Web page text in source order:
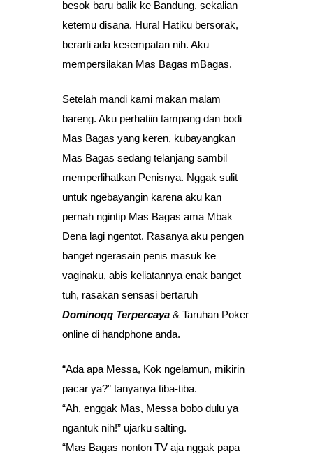
besok baru balik ke Bandung, sekalian
ketemu disana. Hura! Hatiku bersorak,
berarti ada kesempatan nih. Aku
mempersilakan Mas Bagas mBagas.
Setelah mandi kami makan malam
bareng. Aku perhatiin tampang dan bodi
Mas Bagas yang keren, kubayangkan
Mas Bagas sedang telanjang sambil
memperlihatkan Penisnya. Nggak sulit
untuk ngebayangin karena aku kan
pernah ngintip Mas Bagas ama Mbak
Dena lagi ngentot. Rasanya aku pengen
banget ngerasain penis masuk ke
vaginaku, abis keliatannya enak banget
tuh, rasakan sensasi bertaruh
Dominoqq Terpercaya & Taruhan Poker
online di handphone anda.
“Ada apa Messa, Kok ngelamun, mikirin
pacar ya?” tanyanya tiba-tiba.
“Ah, enggak Mas, Messa bobo dulu ya
ngantuk nih!” ujarku salting.
“Mas Bagas nonton TV aja nggak papa